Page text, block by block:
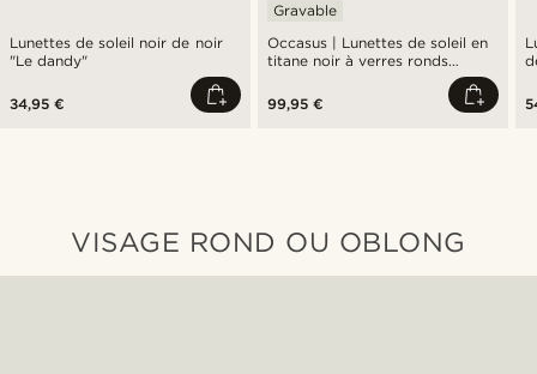
Lunettes de soleil noir de noir
"Le dandy"
34,95 €
Occasus | Lunettes de soleil en
titane noir à verres ronds
Gravable
99,95 €
VISAGE ROND OU OBLONG